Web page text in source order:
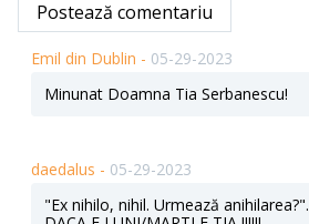
Postează comentariu
Emil din Dublin - 05-29-2023
Minunat Doamna Tia Serbanescu!
daedalus - 05-29-2023
"Ex nihilo, nihil. Urmează